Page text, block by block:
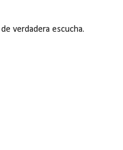
verdadera escucha.